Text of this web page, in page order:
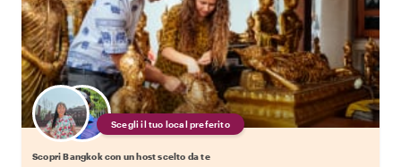
Scegli il tuo local preferito
Scopri Bangkok con un host scelto da te